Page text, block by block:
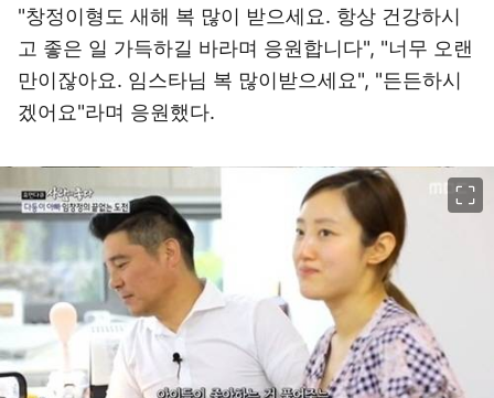
"창정이형도 새해 복 많이 받으세요. 항상 건강하시
고 좋은 일 가득하길 바라며 응원합니다", "너무 오랜
만이잖아요. 임스타님 복 많이받으세요", "든든하시
겠어요"라며 응원했다.